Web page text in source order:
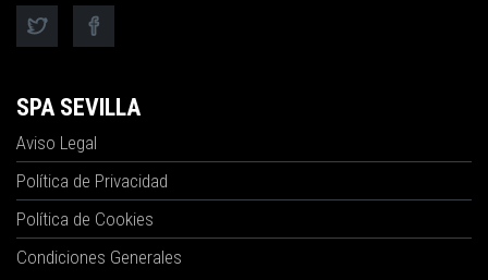
SPA SEVILLA
Aviso Legal
Política de Privacidad
Política de Cookies
Condiciones Generales